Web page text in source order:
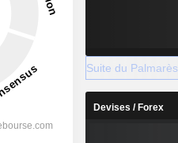
Suite du Palmarès
Devises / Forex